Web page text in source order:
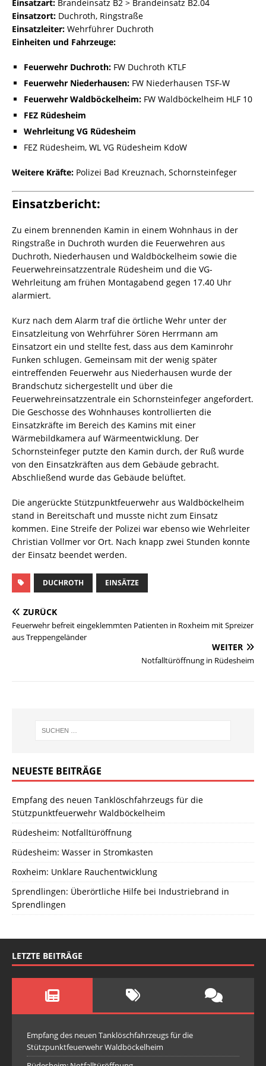
Einsatzart: Brandeinsatz B2 > Brandeinsatz B2.04
Einsatzort: Duchroth, Ringstraße
Einsatzleiter: Wehrführer Duchroth
Einheiten und Fahrzeuge:
Feuerwehr Duchroth: FW Duchroth KTLF
Feuerwehr Niederhausen: FW Niederhausen TSF-W
Feuerwehr Waldböckelheim: FW Waldböckelheim HLF 10
FEZ Rüdesheim
Wehrleitung VG Rüdesheim
FEZ Rüdesheim, WL VG Rüdesheim KdoW
Weitere Kräfte: Polizei Bad Kreuznach, Schornsteinfeger
Einsatzbericht:
Zu einem brennenden Kamin in einem Wohnhaus in der
Ringstraße in Duchroth wurden die Feuerwehren aus
Duchroth, Niederhausen und Waldböckelheim sowie die
Feuerwehreinsatzzentrale Rüdesheim und die VG-
Wehrleitung am frühen Montagabend gegen 17.40 Uhr
alarmiert.
Kurz nach dem Alarm traf die örtliche Wehr unter der
Einsatzleitung von Wehrführer Sören Herrmann am
Einsatzort ein und stellte fest, dass aus dem Kaminrohr
Funken schlugen. Gemeinsam mit der wenig später
eintreffenden Feuerwehr aus Niederhausen wurde der
Brandschutz sichergestellt und über die
Feuerwehreinsatzzentrale ein Schornsteinfeger angefordert.
Die Geschosse des Wohnhauses kontrollierten die
Einsatzkräfte im Bereich des Kamins mit einer
Wärmebildkamera auf Wärmeentwicklung. Der
Schornsteinfeger putzte den Kamin durch, der Ruß wurde
von den Einsatzkräften aus dem Gebäude gebracht.
Abschließend wurde das Gebäude belüftet.
Die angerückte Stützpunktfeuerwehr aus Waldböckelheim
stand in Bereitschaft und musste nicht zum Einsatz
kommen. Eine Streife der Polizei war ebenso wie Wehrleiter
Christian Vollmer vor Ort. Nach knapp zwei Stunden konnte
der Einsatz beendet werden.
DUCHROTH EINSÄTZE
ZURÜCK
Feuerwehr befreit eingeklemmten Patienten in Roxheim mit Spreizer
aus Treppengeländer
WEITER
Notfalltüröffnung in Rüdesheim
NEUESTE BEITRÄGE
Empfang des neuen Tanklöschfahrzeugs für die
Stützpunktfeuerwehr Waldböckelheim
Rüdesheim: Notfalltüröffnung
Rüdesheim: Wasser in Stromkasten
Roxheim: Unklare Rauchentwicklung
Sprendlingen: Überörtliche Hilfe bei Industriebrand in
Sprendlingen
LETZTE BEITRÄGE
Empfang des neuen Tanklöschfahrzeugs für die
Stützpunktfeuerwehr Waldböckelheim